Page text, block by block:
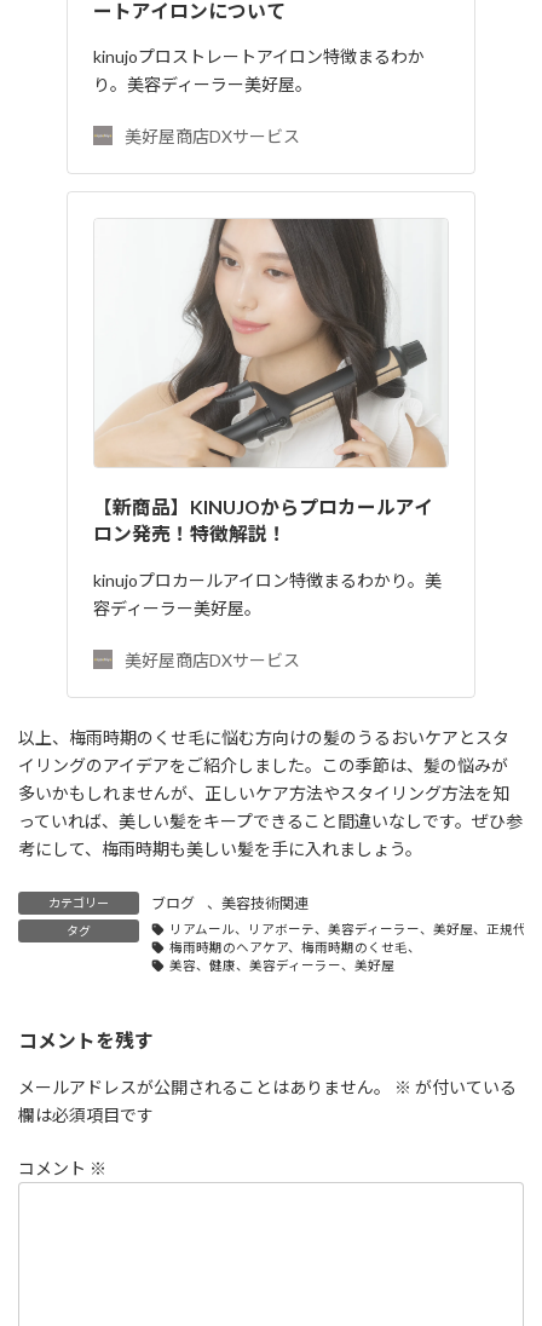
ートアイロンについて
kinujoプロストレートアイロン特徴まるわか
り。美容ディーラー美好屋。
美好屋商店DXサービス
【新商品】KINUJOからプロカールアイ
ロン発売！特徴解説！
kinujoプロカールアイロン特徴まるわかり。美
容ディーラー美好屋。
美好屋商店DXサービス
以上、梅雨時期のくせ毛に悩む方向けの髪のうるおいケアとスタ
イリングのアイデアをご紹介しました。この季節は、髪の悩みが
多いかもしれませんが、正しいケア方法やスタイリング方法を知
っていれば、美しい髪をキープできること間違いなしです。ぜひ参
考にして、梅雨時期も美しい髪を手に入れましょう。
カテゴリー ブログ 、 美容技術関連
タグ
リアムール、リアボーテ、美容ディーラー、美好屋、正規代
梅雨時期のヘアケア、梅雨時期のくせ毛、
美容、健康、美容ディーラー、美好屋
コメントを残す
メールアドレスが公開されることはありません。 ※ が付いている
欄は必須項目です
コメント ※